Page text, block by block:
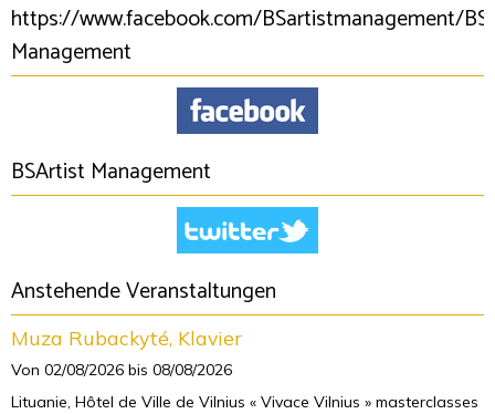
https://www.facebook.com/BSartistmanagement/
Management
BSArtist Management
Anstehende Veranstaltungen
Muza Rubackyté, Klavier
Von 02/08/2026 bis 08/08/2026
Lituanie, Hôtel de Ville de Vilnius « Vivace Vilnius » masterclasses